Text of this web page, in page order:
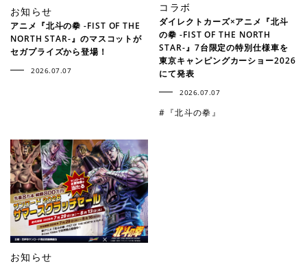
お知らせ
アニメ『北斗の拳 -FIST OF THE
NORTH STAR-』のマスコットが
セガプライズから登場！
2026.07.07
コラボ
ダイレクトカーズ×アニメ『北斗
の拳 -FIST OF THE NORTH
STAR-』7台限定の特別仕様車を
東京キャンピングカーショー2026
にて発表
2026.07.07
#『北斗の拳』
お知らせ